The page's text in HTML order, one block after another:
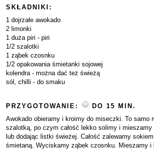
SKŁADNIKI:
1 dojrzałe awokado
2 limonki
1 duża piri - piri
1/2 szalotki
1 ząbek czosnku
1/2 opakowania śmietanki sojowej
kolendra - można dać też świeżą
sól, chilli - do smaku
PRZYGOTOWANIE:
DO 15 MIN.
Awokado obieramy i kroimy do miseczki. To samo
szalotką, po czym całość lekko solimy i mieszamy
lub dodając listki świeżej. Całość zalewamy
śmietaną. Wyciskamy ząbek czosnku. Mieszamy i